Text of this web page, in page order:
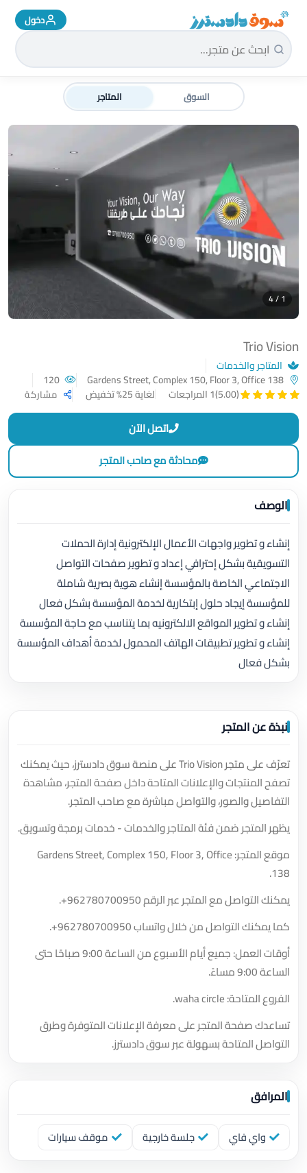
سوق دادسترز الرئيسية دخول
السوق المتاجر
Trio Vision
المتاجر والخدمات
(5.00)
1 المراجعات لغاية 25% تخفيض مشاركة
1 / 4
اتصل الآن
محادثة مع صاحب المتجر
الوصف
إنشاء و تطوير واجهات الأعمال الإلكترونية إدارة الحملات
التسويقية بشكل إحترافي إعداد و تطوير صفحات التواصل
الاجتماعي الخاصة بالمؤسسة إنشاء هوية بصرية شاملة
للمؤسسة إيجاد حلول إبتكارية لخدمة المؤسسة بشكل فعال
إنشاء و تطوير المواقع الالكترونيه بما يتناسب مع حاجة المؤسسة
إنشاء و تطوير تطبيقات الهاتف المحمول لخدمة أهداف المؤسسة
بشكل فعال
نبذة عن المتجر
تعرّف على متجر Trio Vision على منصة سوق دادسترز، حيث يمكنك
تصفح المنتجات والإعلانات المتاحة داخل صفحة المتجر، مشاهدة
التفاصيل والصور، والتواصل مباشرة مع صاحب المتجر.
يظهر المتجر ضمن فئة المتاجر والخدمات - خدمات برمجة وتسويق.
موقع المتجر: Gardens Street, Complex 150, Floor 3, Office
138.
يمكنك التواصل مع المتجر عبر الرقم+962780700950
.
كما يمكنك التواصل من خلال واتساب+962780700950
.
أوقات العمل: جميع أيام الأسبوع من الساعة 9:00 صباحًا حتى
الساعة 9:00 مساءً.
الفروع المتاحة: waha circle.
تساعدك صفحة المتجر على معرفة الإعلانات المتوفرة وطرق
التواصل المتاحة بسهولة عبر سوق دادسترز.
المرافق
واي فاي جلسة خارجية موقف سيارات